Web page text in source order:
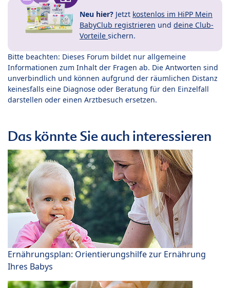
Neu hier? Jetzt kostenlos im HiPP Mein
BabyClub registrieren und deine Club-
Vorteile sichern.
Bitte beachten: Dieses Forum bildet nur allgemeine
Informationen zum Inhalt der Fragen ab. Die Antworten sind
unverbindlich und können aufgrund der räumlichen Distanz
keinesfalls eine Diagnose oder Beratung für den Einzelfall
darstellen oder einen Arztbesuch ersetzen.
Das könnte Sie auch interessieren
Ernährungsplan: Orientierungshilfe zur Ernährung
Ihres Babys